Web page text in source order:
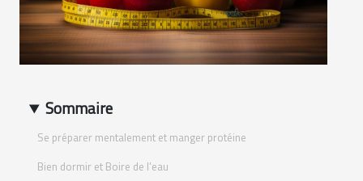
Sommaire
Se préparer mentalement et manger protéine
Bien dormir et Boire de l’eau